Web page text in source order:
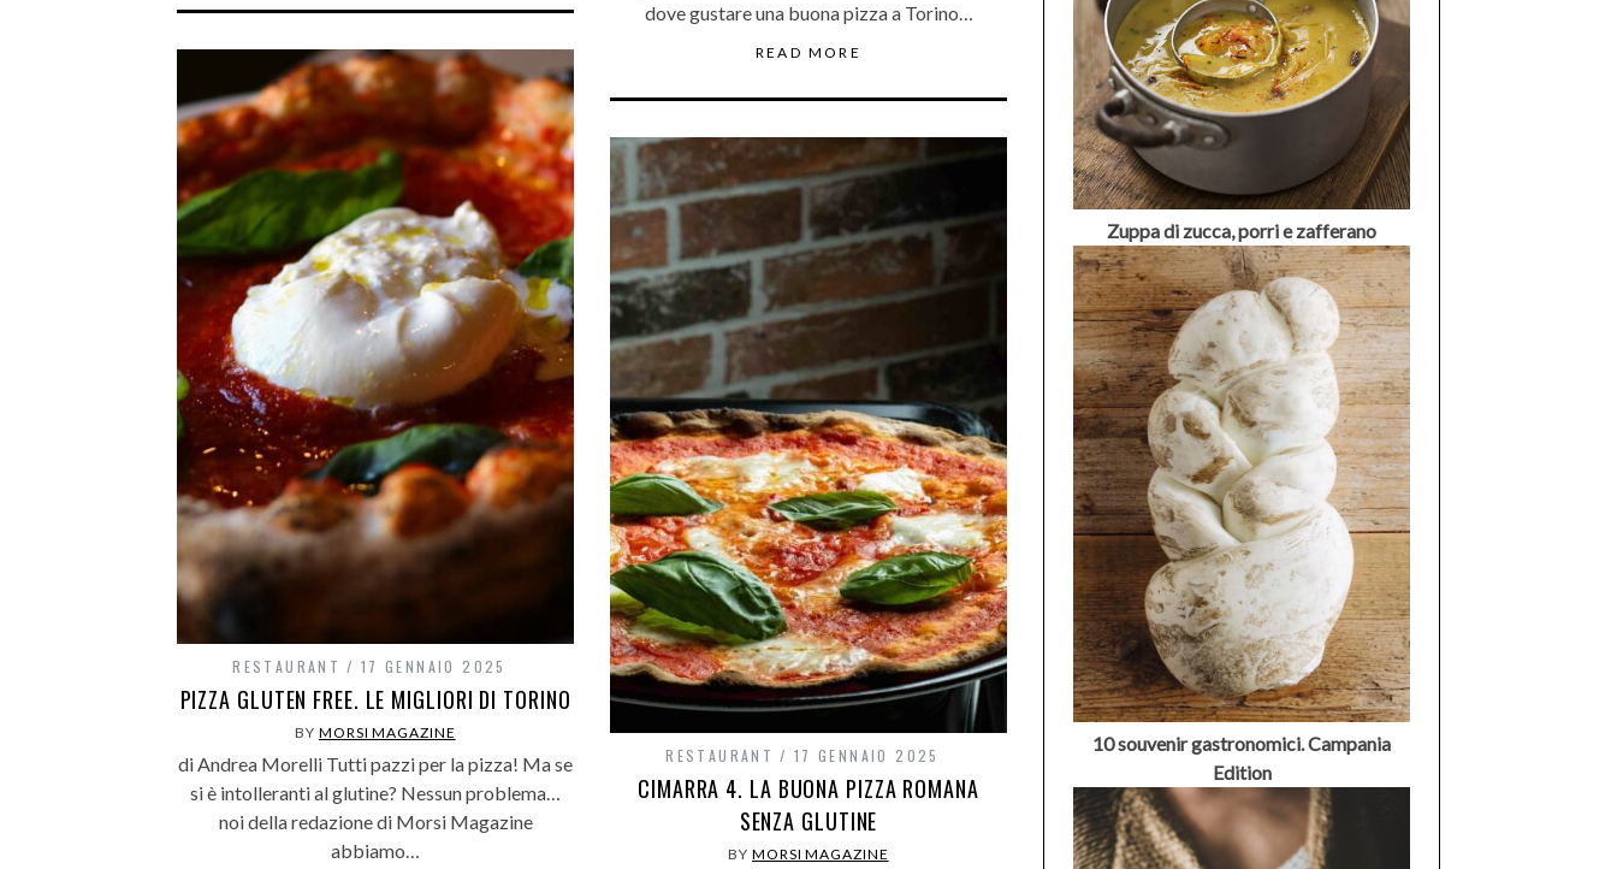
dove gustare una buona pizza a Torino…
READ MORE
RESTAURANT 17 GENNAIO 2025
PIZZA GLUTEN FREE. LE MIGLIORI DI TORINO
BYMORSI MAGAZINE
di Andrea Morelli Tutti pazzi per la pizza! Ma se
si è intolleranti al glutine? Nessun problema…
noi della redazione di Morsi Magazine
abbiamo…
RESTAURANT 17 GENNAIO 2025
CIMARRA 4. LA BUONA PIZZA ROMANA
SENZA GLUTINE
BYMORSI MAGAZINE
Zuppa di zucca, porri e zafferano
10 souvenir gastronomici. Campania
Edition